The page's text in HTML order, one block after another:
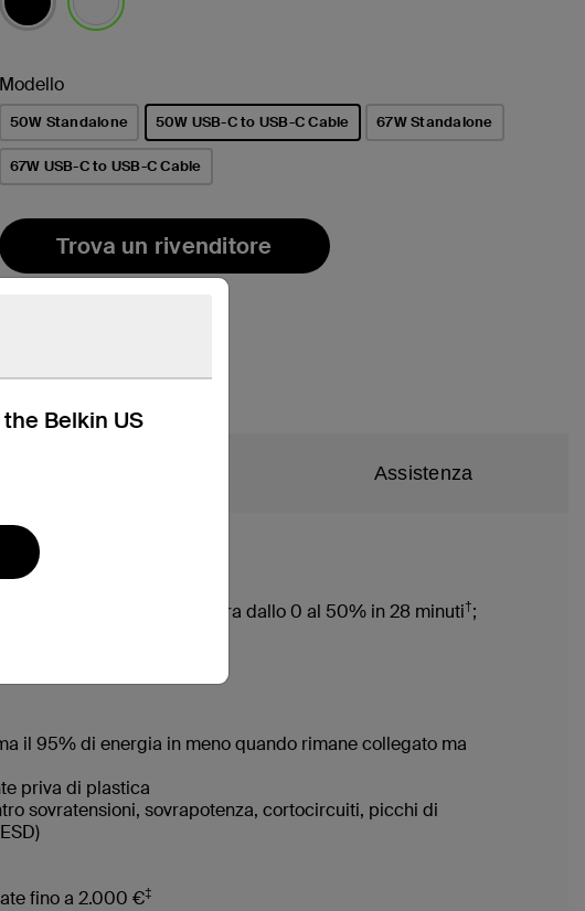
Belkin US
Modello
50W Standalone 50W USB-C to USB-C Cable
selezionato/i
67W Standalone
67W USB-C to USB-C Cable
Trova un rivenditore
Assistenza
e un Samsung S25 Ultra dallo 0 al 50% in 28 minuti†;
il 95% di energia in meno quando rimane collegato ma
priva di plastica
sovratensioni, sovrapotenza, cortocircuiti, picchi di
fino a 2.000 €‡